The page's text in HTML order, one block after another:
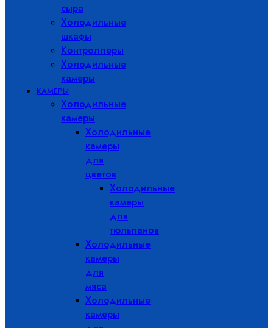
сыра
Холодильные
шкафы
Контроллеры
Холодильные
камеры
КАМЕРЫ
Холодильные
камеры
Холодильные
камеры
для
цветов
Холодильные
камеры
для
тюльпанов
Холодильные
камеры
для
мяса
Холодильные
камеры